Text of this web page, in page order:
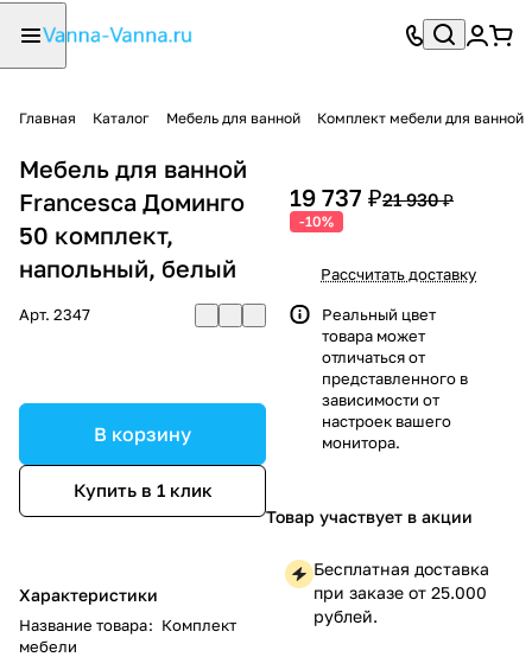
Главная Каталог Мебель для ванной Комплект мебели для ванной
Мебель для ванной
Francesca Доминго
50 комплект,
напольный, белый
Арт. 2347
В корзину
Купить в 1 клик
Характеристики
Название товара: Комплект
мебели
19 737 ₽21 930 ₽
-10%
Рассчитать доставку
Реальный цвет
товара может
отличаться от
представленного в
зависимости от
настроек вашего
монитора.
Товар участвует в акции
Бесплатная доставка
при заказе от 25.000
рублей.